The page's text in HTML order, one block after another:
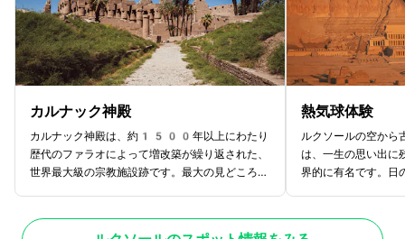
カルナック神殿
カルナック神殿は、約1500年以上にわたり
歴代のファラオによって増改築が繰り返された、
世界最大級の宗教施設跡です。最大の見どころ
ーフは圧巻です。東岸に位置し、かつてはルクソ
熱気球体験
ルクソールの空から
は、一生の思い出に
界的に有名です。日
しい流れを一望で